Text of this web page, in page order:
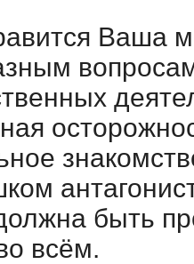
Ваша
быть
всём.